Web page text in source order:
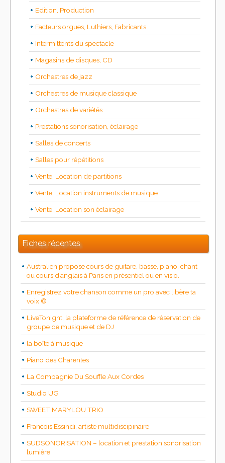
Edition, Production
Facteurs orgues, Luthiers, Fabricants
Intermittents du spectacle
Magasins de disques, CD
Orchestres de jazz
Orchestres de musique classique
Orchestres de variétés
Prestations sonorisation, éclairage
Salles de concerts
Salles pour répétitions
Vente, Location de partitions
Vente, Location instruments de musique
Vente, Location son éclairage
Fiches récentes
Australien propose cours de guitare, basse, piano, chant
ou cours d’anglais à Paris en présentiel ou en visio.
Enregistrez votre chanson comme un pro avec libère ta
voix ©
LiveTonight, la plateforme de référence de réservation de
groupe de musique et de DJ
la boîte à musique
Piano des Charentes
La Compagnie Du Souffle Aux Cordes
Studio UG
SWEET MARYLOU TRIO
Francois Essindi, artiste multidiscipinaire
SUDSONORISATION – location et prestation sonorisation
lumière